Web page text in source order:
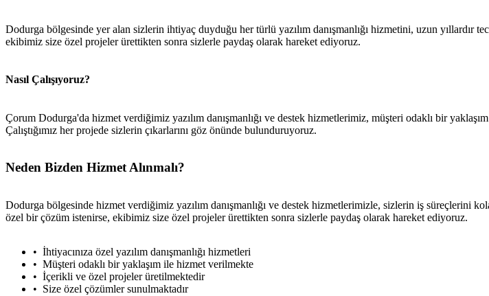
Dodurga bölgesinde yer alan sizlerin ihtiyaç duyduğu her türlü yazılım danışmanlığı hizmetini, uzun
ekibimiz size özel projeler ürettikten sonra sizlerle paydaş olarak hareket ediyoruz.
Nasıl Çalışıyoruz?
Çorum Dodurga'da hizmet verdiğimiz yazılım danışmanlığı ve destek hizmetlerimiz, müşteri odaklı bir
Çalıştığımız her projede sizlerin çıkarlarını göz önünde bulunduruyoruz.
Neden Bizden Hizmet Alınmalı?
Dodurga bölgesinde hizmet verdiğimiz yazılım danışmanlığı ve destek hizmetlerimizle, sizlerin iş süreçlerini
özel bir çözüm istenirse, ekibimiz size özel projeler ürettikten sonra sizlerle paydaş olarak hareket ediyoruz.
İhtiyacınıza özel yazılım danışmanlığı hizmetleri
Müşteri odaklı bir yaklaşım ile hizmet verilmekte
İçerikli ve özel projeler üretilmektedir
Size özel çözümler sunulmaktadır